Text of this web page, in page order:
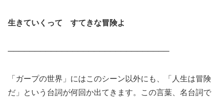
生きていくって すてきな冒険よ
──────────────────────────────
「ガープの世界」にはこのシーン以外にも、「人生は冒険
だ」という台詞が何回か出てきます。この言葉、名台詞で